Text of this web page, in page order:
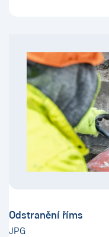
Odstranění říms
JPG